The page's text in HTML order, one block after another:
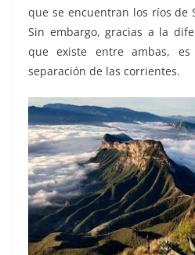
que se encuentran los ríos de
Sin embargo, gracias a la
que existe entre ambas,
separación de las corrientes.